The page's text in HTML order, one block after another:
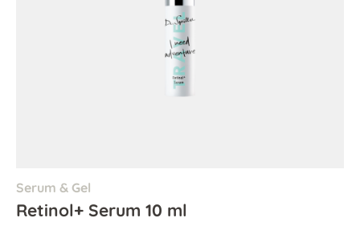
Serum & Gel
Retinol+ Serum 10 ml